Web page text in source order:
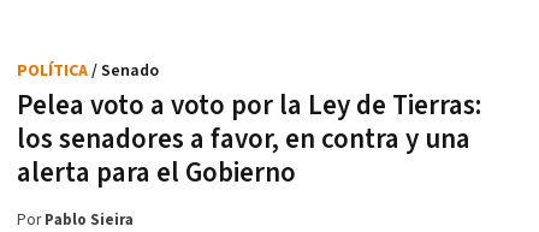
Pelea voto a voto por la Ley de Tierras:
los senadores a favor, en contra y una
alerta para el Gobierno
POLÍTICA/ Senado
PorPablo Sieira